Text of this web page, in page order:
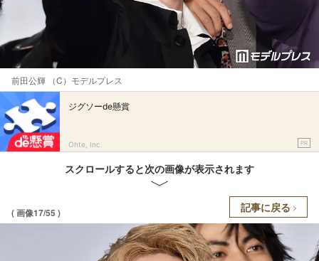
前田公輝 （C）モデルプレス
ジグソーde懸賞
Ohte, Inc. PR
スクロールすると次の画像が表示されます
( 画像17/55 ) 記事に戻る